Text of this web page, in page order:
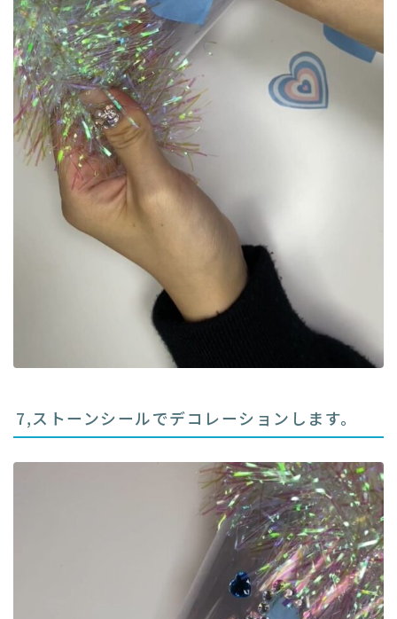
7,ストーンシールでデコレーションします。